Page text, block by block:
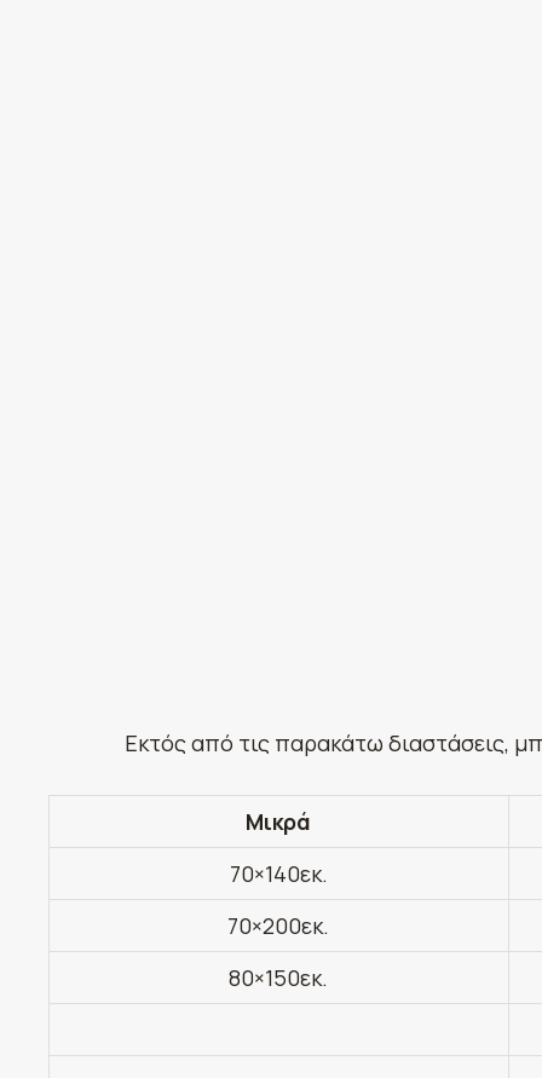
Εκτός από τις παρακάτω διαστάσεις,
Μικρά
70×140εκ.
70×200εκ.
80×150εκ.